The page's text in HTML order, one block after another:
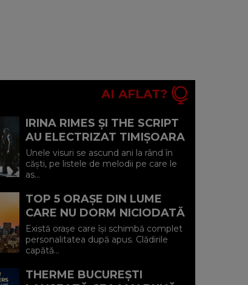
AI AFLAT?
IRINA RIMES ȘI THE SCRIPT
AU ELECTRIZAT TIMIȘOARA
CU UN DUET-SURPRIZĂ PE
„HALL OF FAME"
Unele visuri se ascund ani la rând în
căști, pe listele de melodii pe care le
as...
TOP 5 ORAȘE DIN LUME
CARE NU DORM NICIODATĂ
ȘI POVEȘTILE DIN SPATELE
CELOR MAI CELEBRE
BULEVARDE DE ...
Există orașe care își schimbă complet
personalitatea după apus. Clădirile
capătă...
THERME BUCUREȘTI